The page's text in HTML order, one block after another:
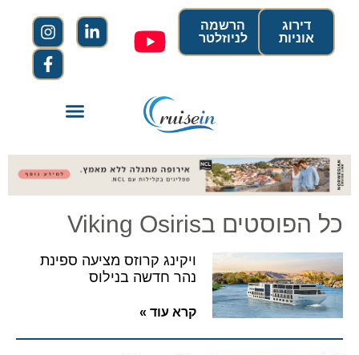
הרשמה
לניוזלטר
דירוג
אוניות
כל הפוסטים בViking Osiris
ויקינג קרוזס מציעה ספינת
נהר חדשה בנילוס
קרא עוד »